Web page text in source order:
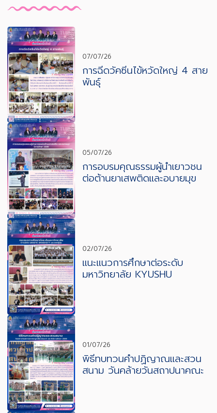
07/07/26
การฉีดวัคซีนไข้หวัดใหญ่ 4 สาย
พันธุ์
05/07/26
การอบรมคุณธรรมผู้นำเยาวชน
ต่อต้านยาเสพติดและอบายมุข
02/07/26
แนะแนวการศึกษาต่อระดับ
มหาวิทยาลัย KYUSHU
01/07/26
พิธีทบทวนคำปฏิญาณและสวน
สนาม วันคล้ายวันสถาปนาคณะ